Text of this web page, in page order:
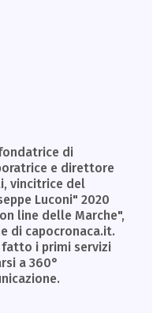
di
e direttore
vincitrice del
Luconi" 2020
line delle Marche",
di capocronaca.it.
i primi servizi
a 360°